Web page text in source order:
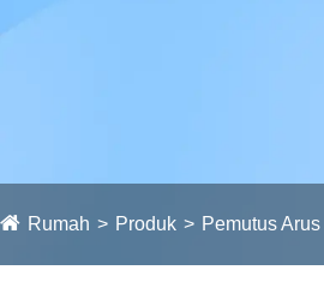
Rumah Produk Pemutus Arus